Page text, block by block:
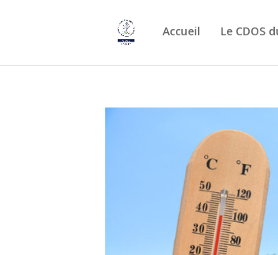
Accueil Le CDOS